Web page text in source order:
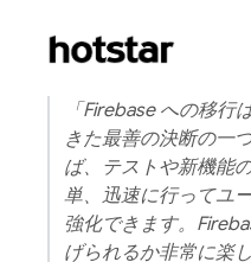
「Firebase への移
きた最善の決断の一
ば、テストや新機能
単、迅速に行ってユ
強化できます。
げられるか非常に楽